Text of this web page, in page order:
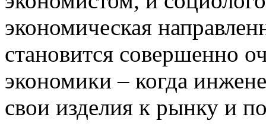
экономическая
становится совершенно
экономики – когда
свои изделия к рынку и